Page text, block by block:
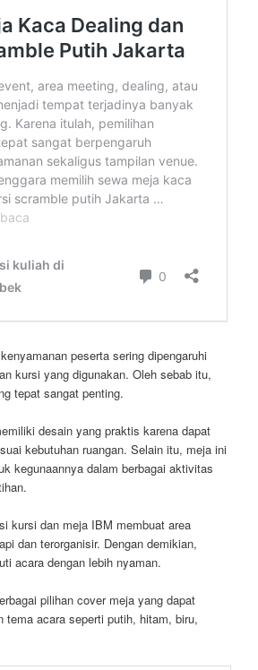
peserta sering dipengaruhi
kursi yang digunakan. Oleh sebab itu,
tepat sangat penting.
desain yang praktis karena dapat
kebutuhan ruangan. Selain itu, meja ini
kegunaannya dalam berbagai aktivitas
kursi dan meja IBM membuat area
dan terorganisir. Dengan demikian,
acara dengan lebih nyaman.
pilihan cover meja yang dapat
tema acara seperti putih, hitam, biru,